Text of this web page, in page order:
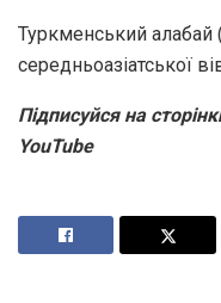
Туркменський алабай
середньоазіатської
Підписуйся на
YouTube